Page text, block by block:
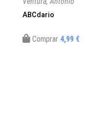
ABCdario
Comprar 4,99 €